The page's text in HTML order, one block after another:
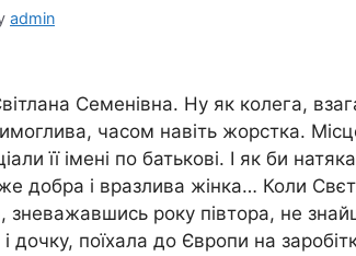
admin
Семенівна. Ну як колега,
часом навіть жорстка.
її імені по батькові. І як би
добра і вразлива жінка… Коли Свєті
зневажавшись року півтора, не
дочку, поїхала до Європи на